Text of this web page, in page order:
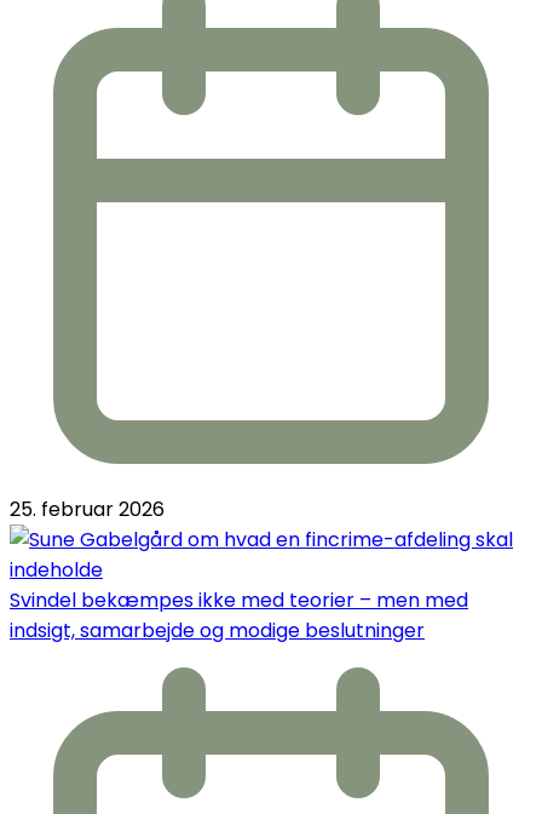
25. februar 2026
Svindel bekæmpes ikke med teorier – men med
indsigt, samarbejde og modige beslutninger